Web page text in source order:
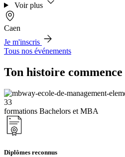
Voir plus
Caen
Je m'inscris
Tous nos événements
Ton histoire
33
formations Bachelors et MBA
Diplômes reconnus